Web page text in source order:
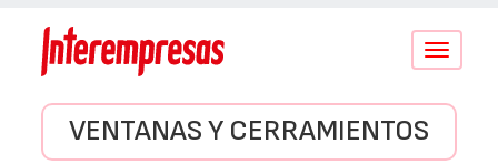
Conmutar
VENTANAS Y CERRAMIENTOS